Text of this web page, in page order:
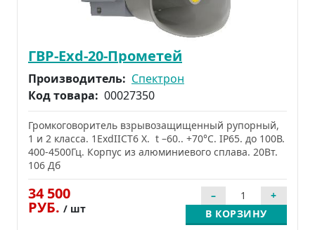
ГВР-Exd-20-Прометей
Производитель: Спектрон
Код товара: 00027350
Громкоговоритель взрывозащищенный рупорный,
1 и 2 класса. 1ExdIICT6 X. t –60.. +70°C. IP65. до 100В.
400-4500Гц. Корпус из алюминиевого сплава. 20Вт.
106 Дб
34 500
РУБ. / шт В КОРЗИНУ